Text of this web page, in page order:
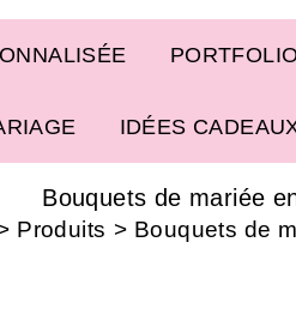
PORTFOLIO
IDÉES
Bouquets de mariée
Produits > Bouquets de